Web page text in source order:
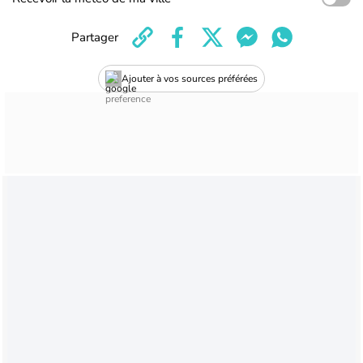
Ajouter à vos sources préférées
Partager